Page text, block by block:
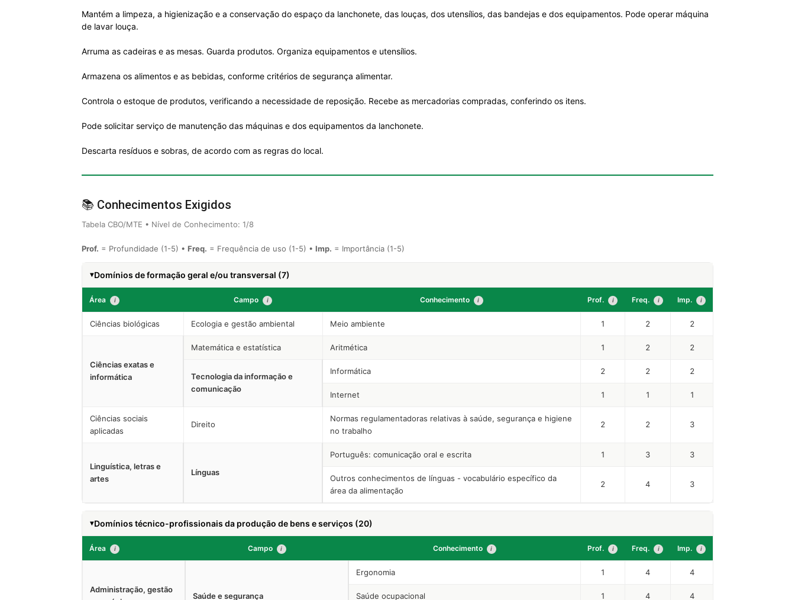
Mantém a limpeza, a higienização e a conservação do espaço da lanchonete, das louças, dos utensílios, das bandejas e dos equipamentos. Pode operar máquina
de lavar louça.
Arruma as cadeiras e as mesas. Guarda produtos. Organiza equipamentos e utensílios.
Armazena os alimentos e as bebidas, conforme critérios de segurança alimentar.
Controla o estoque de produtos, verificando a necessidade de reposição. Recebe as mercadorias compradas, conferindo os itens.
Pode solicitar serviço de manutenção das máquinas e dos equipamentos da lanchonete.
Descarta resíduos e sobras, de acordo com as regras do local.
📚 Conhecimentos Exigidos
Tabela CBO/MTE • Nível de Conhecimento: 1/8
Prof. = Profundidade (1-5) • Freq. = Frequência de uso (1-5) • Imp. = Importância (1-5)
Domínios de formação geral e/ou transversal (7)
Área i Campo i Conhecimento i Prof. i Freq. i Imp. i
Ciências biológicas Ecologia e gestão ambiental Meio ambiente 1 2 2
Ciências exatas e
informática
Matemática e estatística Aritmética 1 2 2
Tecnologia da informação e
comunicação
Informática 2 2 2
Internet 1 1 1
Ciências sociais
aplicadas
Direito
Normas regulamentadoras relativas à saúde, segurança e higiene
no trabalho
2 2 3
Linguística, letras e
artes
Línguas
Português: comunicação oral e escrita 1 3 3
Outros conhecimentos de línguas - vocabulário específico da
área da alimentação
2 4 3
Domínios técnico-profissionais da produção de bens e serviços (20)
Área i Campo i Conhecimento i Prof. i Freq. i Imp. i
Administração, gestão
Saúde e segurança
Ergonomia 1 4 4
Saúde ocupacional 1 4 4